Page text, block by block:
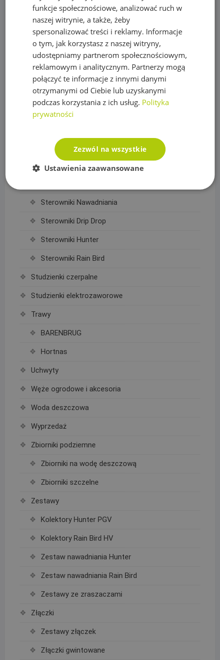
Regulatory ciśnienia
Rury PE
Siatki na krety, Akcesoria
Akcesoria do siatek
Siatka na krety
Sterowanie nawadnianiem
Elektrozawory
Moduły WIFI
Sterowniki Nawadniania
Sterowniki Drip Drop
Sterowniki Hunter
Sterowniki Rain Bird
Studzienki czerpalne
Studzienki elektrozaworowe
Trawy
BARENBRUG
Hortnas
Uchwyty
Węże ogrodowe i akcesoria
Woda deszczowa
Wyprzedaż
Zbiorniki podziemne
Zbiorniki na wodę deszczową
Zbiorniki szczelne
Zestawy
Kolektory Hunter PGV
Kolektory Rain Bird HV
Zestaw nawadniania Hunter
Zestaw nawadniania Rain Bird
Zestawy ze zraszaczami
Złączki
Zestawy złączek
Złączki gwintowane
funkcje społecznościowe, analizować ruch w
naszej witrynie, a także, żeby
spersonalizować treści i reklamy. Informacje
o tym, jak korzystasz z naszej witryny,
udostępniamy partnerom społecznościowym,
reklamowym i analitycznym. Partnerzy mogą
połączyć te informacje z innymi danymi
otrzymanymi od Ciebie lub uzyskanymi
podczas korzystania z ich usług. Polityka
prywatności
Zezwól na wszystkie
Ustawienia zaawansowane